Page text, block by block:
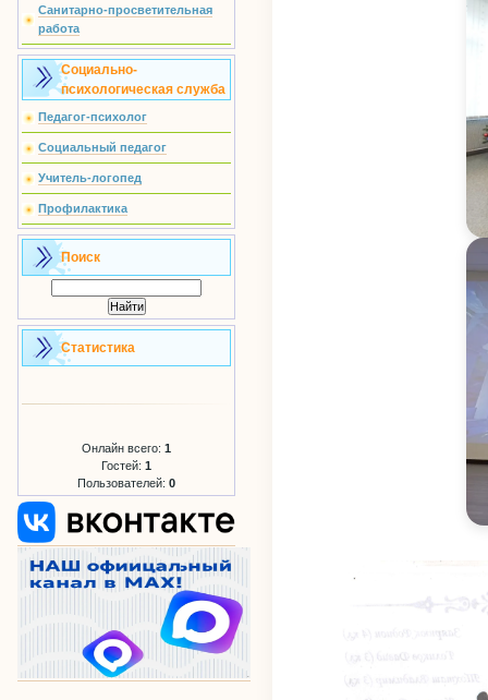
Санитарно-просветительная
работа
Социально-
психологическая служба
Педагог-психолог
Социальный педагог
Учитель-логопед
Профилактика
Поиск
Статистика
Онлайн всего: 1
Гостей: 1
Пользователей: 0